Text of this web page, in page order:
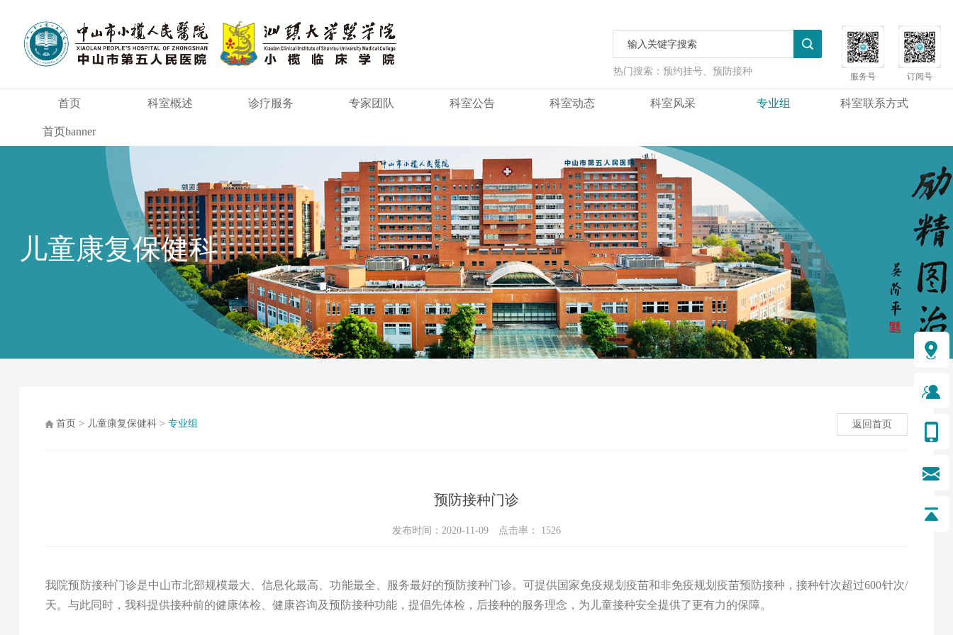
热门搜索：预约挂号、预防接种 服务号 订阅号
首页 科室概述 诊疗服务 专家团队 科室公告 科室动态 科室风采 专业组 科室联系方式
首页banner
儿童康复保健科
返回首页
首页 > 儿童康复保健科 >专业组
预防接种门诊
发布时间：2020-11-09 点击率： 1526
我院预防接种门诊是中山市北部规模最大、信息化最高、功能最全、服务最好的预防接种门诊。可提供国家免疫规划疫苗和非免疫规划疫苗预防接种，接种针次超过600针次/
天。与此同时，我科提供接种前的健康体检、健康咨询及预防接种功能，提倡先体检，后接种的服务理念，为儿童接种安全提供了更有力的保障。